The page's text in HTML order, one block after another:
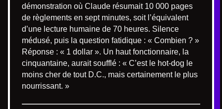
démonstration où Claude résumait 10 000 pages
de règlements en sept minutes, soit l’équivalent
d’une lecture humaine de 70 heures. Silence
médusé, puis la question fatidique : « Combien ? »
Réponse : « 1 dollar ». Un haut fonctionnaire, la
cinquantaine, aurait soufflé : « C’est le hot-dog le
moins cher de tout D.C., mais certainement le plus
nourrissant. »